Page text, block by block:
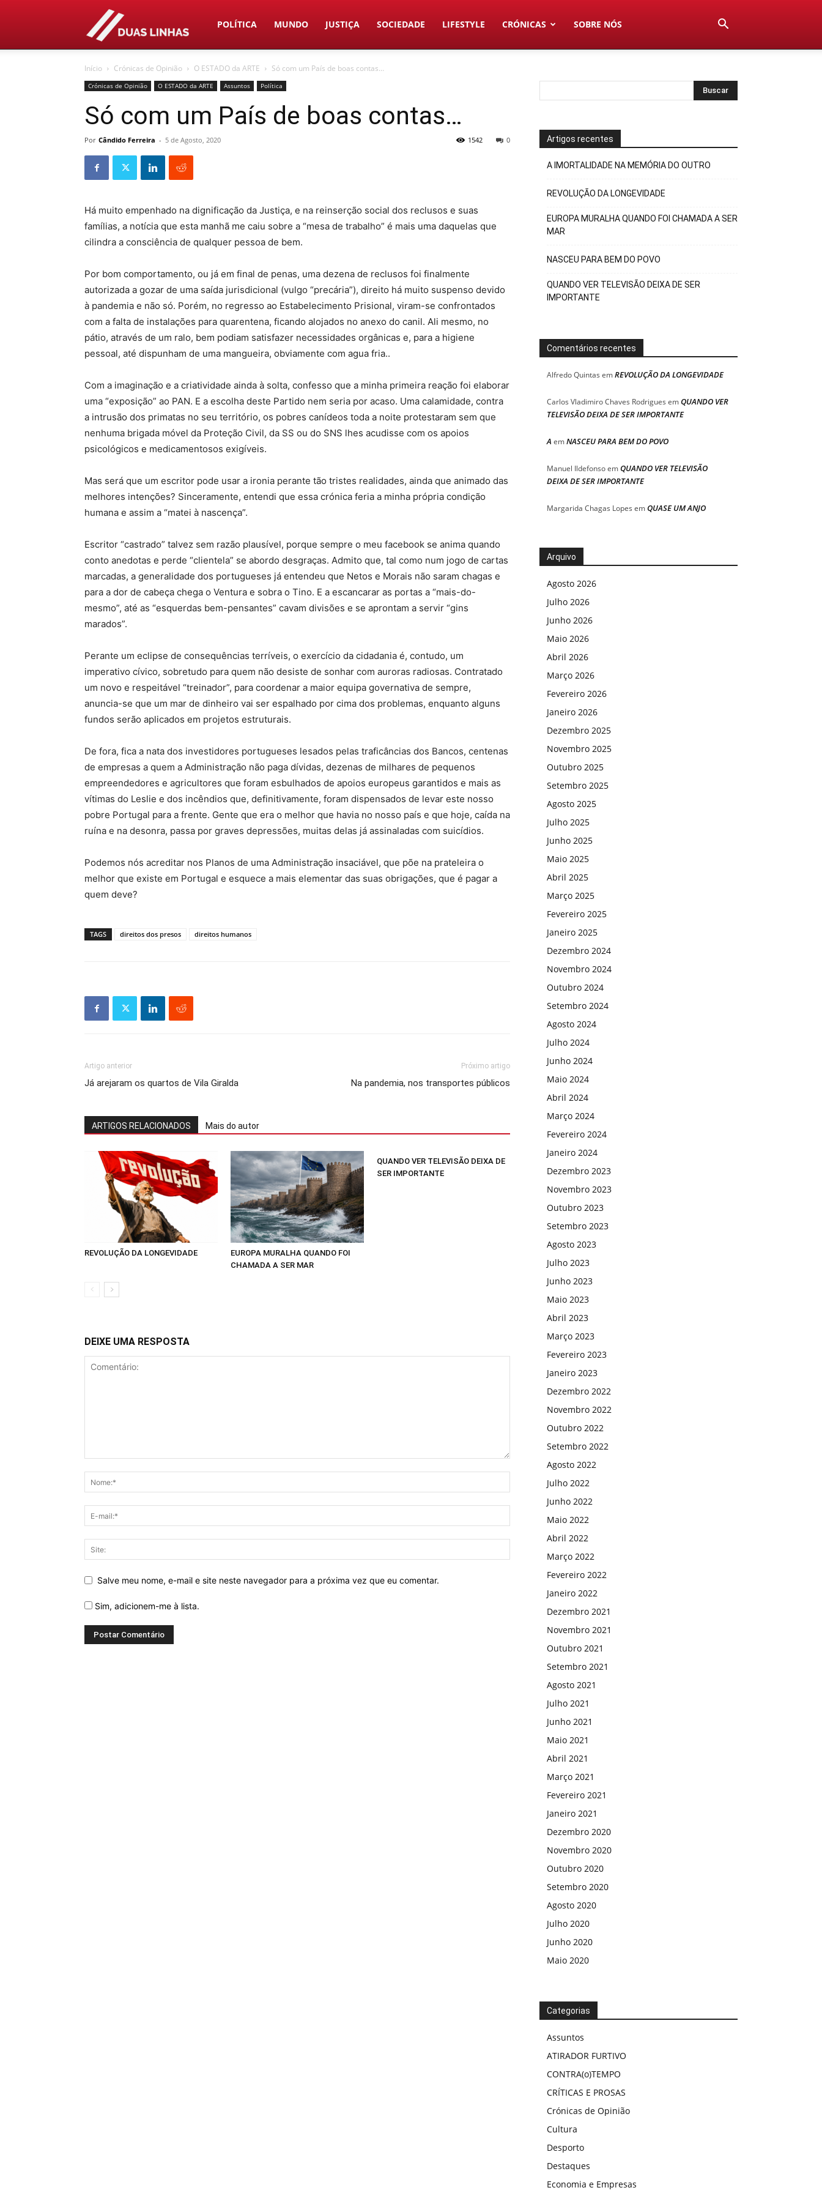
Duas
Linhas
POLÍTICA MUNDO JUSTIÇA SOCIEDADE LIFESTYLE CRÓNICAS SOBRE NÓS
Início Crónicas de Opinião O ESTADO da ARTE Só com um País de boas contas…
Crónicas de Opinião O ESTADO da ARTE Assuntos Política
Só com um País de boas contas…
Por Cândido Ferreira - 5 de Agosto, 2020 0
1542
Há muito empenhado na dignificação da Justiça, e na reinserção social dos reclusos e suas
famílias, a notícia que esta manhã me caiu sobre a “mesa de trabalho” é mais uma daquelas que
cilindra a consciência de qualquer pessoa de bem.
Por bom comportamento, ou já em final de penas, uma dezena de reclusos foi finalmente
autorizada a gozar de uma saída jurisdicional (vulgo “precária”), direito há muito suspenso devido
à pandemia e não só. Porém, no regresso ao Estabelecimento Prisional, viram-se confrontados
com a falta de instalações para quarentena, ficando alojados no anexo do canil. Ali mesmo, no
pátio, através de um ralo, bem podiam satisfazer necessidades orgânicas e, para a higiene
pessoal, até dispunham de uma mangueira, obviamente com agua fria..
Com a imaginação e a criatividade ainda à solta, confesso que a minha primeira reação foi elaborar
uma “exposição” ao PAN. E a escolha deste Partido nem seria por acaso. Uma calamidade, contra
a intrusão dos primatas no seu território, os pobres canídeos toda a noite protestaram sem que
nenhuma brigada móvel da Proteção Civil, da SS ou do SNS lhes acudisse com os apoios
psicológicos e medicamentosos exigíveis.
Mas será que um escritor pode usar a ironia perante tão tristes realidades, ainda que animado das
melhores intenções? Sinceramente, entendi que essa crónica feria a minha própria condição
humana e assim a “matei à nascença”.
Escritor “castrado” talvez sem razão plausível, porque sempre o meu facebook se anima quando
conto anedotas e perde “clientela” se abordo desgraças. Admito que, tal como num jogo de cartas
marcadas, a generalidade dos portugueses já entendeu que Netos e Morais não saram chagas e
para a dor de cabeça chega o Ventura e sobra o Tino. E a escancarar as portas a “mais-do-
mesmo”, até as “esquerdas bem-pensantes” cavam divisões e se aprontam a servir “gins
marados”.
Perante um eclipse de consequências terríveis, o exercício da cidadania é, contudo, um
imperativo cívico, sobretudo para quem não desiste de sonhar com auroras radiosas. Contratado
um novo e respeitável “treinador”, para coordenar a maior equipa governativa de sempre,
anuncia-se que um mar de dinheiro vai ser espalhado por cima dos problemas, enquanto alguns
fundos serão aplicados em projetos estruturais.
De fora, fica a nata dos investidores portugueses lesados pelas traficâncias dos Bancos, centenas
de empresas a quem a Administração não paga dívidas, dezenas de milhares de pequenos
empreendedores e agricultores que foram esbulhados de apoios europeus garantidos e mais as
vítimas do Leslie e dos incêndios que, definitivamente, foram dispensados de levar este nosso
pobre Portugal para a frente. Gente que era o melhor que havia no nosso país e que hoje, caída na
ruína e na desonra, passa por graves depressões, muitas delas já assinaladas com suicídios.
Podemos nós acreditar nos Planos de uma Administração insaciável, que põe na prateleira o
melhor que existe em Portugal e esquece a mais elementar das suas obrigações, que é pagar a
quem deve?
TAGS direitos dos presos direitos humanos
Artigo anterior
Já arejaram os quartos de Vila Giralda
Próximo artigo
Na pandemia, nos transportes públicos
ARTIGOS RELACIONADOS Mais do autor
REVOLUÇÃO DA LONGEVIDADE
EUROPA MURALHA QUANDO FOI
CHAMADA A SER MAR
QUANDO VER TELEVISÃO DEIXA DE
SER IMPORTANTE
DEIXE UMA RESPOSTA
Salve meu nome, e-mail e site neste navegador para a próxima vez que eu comentar.
Sim, adicionem-me à lista.
Artigos recentes
A IMORTALIDADE NA MEMÓRIA DO OUTRO
REVOLUÇÃO DA LONGEVIDADE
EUROPA MURALHA QUANDO FOI CHAMADA A SER
MAR
NASCEU PARA BEM DO POVO
QUANDO VER TELEVISÃO DEIXA DE SER
IMPORTANTE
Comentários recentes
Alfredo Quintas emREVOLUÇÃO DA LONGEVIDADE
Carlos Vladimiro Chaves Rodrigues emQUANDO VER
TELEVISÃO DEIXA DE SER IMPORTANTE
A emNASCEU PARA BEM DO POVO
Manuel IldefonsoemQUANDO VER TELEVISÃO
DEIXA DE SER IMPORTANTE
Margarida Chagas Lopes emQUASE UM ANJO
Arquivo
Agosto 2026
Julho 2026
Junho 2026
Maio 2026
Abril 2026
Março 2026
Fevereiro 2026
Janeiro 2026
Dezembro 2025
Novembro 2025
Outubro 2025
Setembro 2025
Agosto 2025
Julho 2025
Junho 2025
Maio 2025
Abril 2025
Março 2025
Fevereiro 2025
Janeiro 2025
Dezembro 2024
Novembro 2024
Outubro 2024
Setembro 2024
Agosto 2024
Julho 2024
Junho 2024
Maio 2024
Abril 2024
Março 2024
Fevereiro 2024
Janeiro 2024
Dezembro 2023
Novembro 2023
Outubro 2023
Setembro 2023
Agosto 2023
Julho 2023
Junho 2023
Maio 2023
Abril 2023
Março 2023
Fevereiro 2023
Janeiro 2023
Dezembro 2022
Novembro 2022
Outubro 2022
Setembro 2022
Agosto 2022
Julho 2022
Junho 2022
Maio 2022
Abril 2022
Março 2022
Fevereiro 2022
Janeiro 2022
Dezembro 2021
Novembro 2021
Outubro 2021
Setembro 2021
Agosto 2021
Julho 2021
Junho 2021
Maio 2021
Abril 2021
Março 2021
Fevereiro 2021
Janeiro 2021
Dezembro 2020
Novembro 2020
Outubro 2020
Setembro 2020
Agosto 2020
Julho 2020
Junho 2020
Maio 2020
Categorias
Assuntos
ATIRADOR FURTIVO
CONTRA(o)TEMPO
CRÍTICAS E PROSAS
Crónicas de Opinião
Cultura
Desporto
Destaques
Economia e Empresas